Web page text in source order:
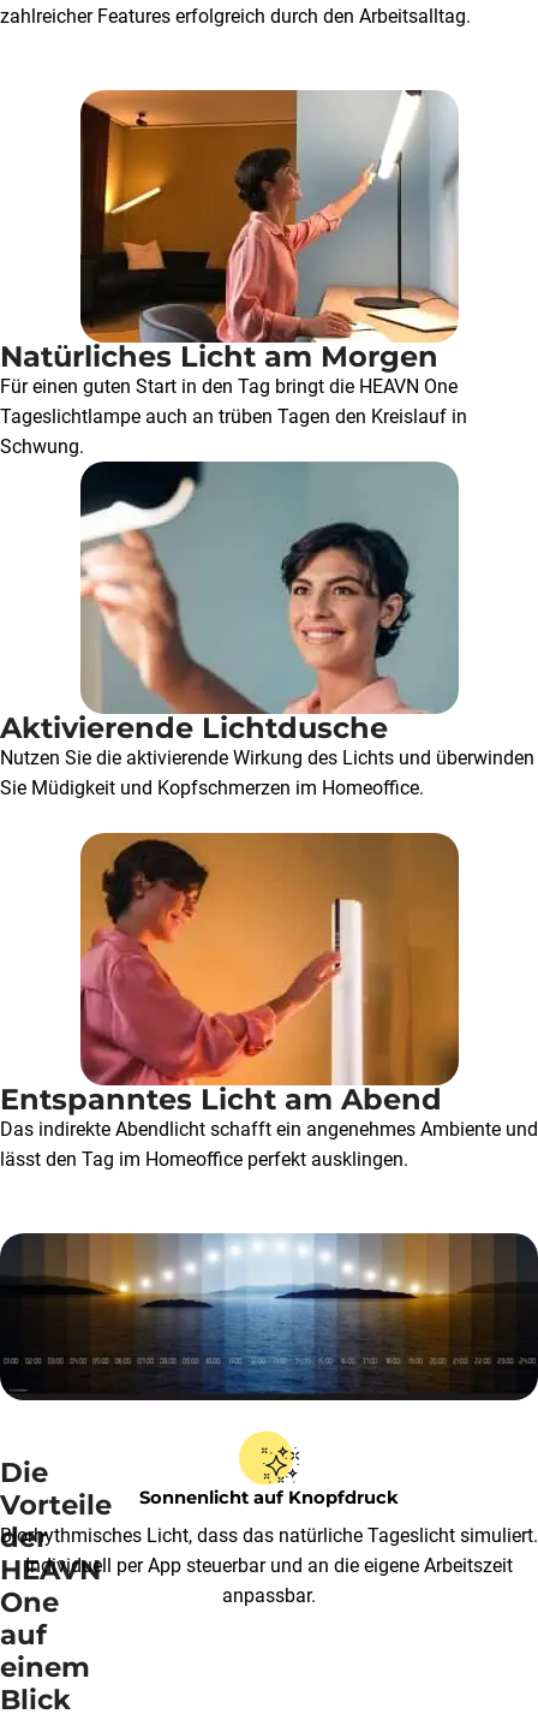
zahlreicher Features erfolgreich durch den Arbeitsalltag.
Natürliches Licht am Morgen​
Für einen guten Start in den Tag bringt die HEAVN One
Tageslichtlampe auch an trüben Tagen den Kreislauf in
Schwung.
Aktivierende Lichtdusche
Nutzen Sie die aktivierende Wirkung des Lichts und überwinden
Sie Müdigkeit und Kopfschmerzen im Homeoffice.
Entspanntes Licht am Abend
Das indirekte Abendlicht schafft ein angenehmes Ambiente und
lässt den Tag im Homeoffice perfekt ausklingen.
Die
Vorteile
der
HEAVN
One
auf
einem
Blick
Sonnenlicht auf Knopfdruck
Biorhythmisches Licht, dass das natürliche Tageslicht simuliert.
Individuell per App steuerbar und an die eigene Arbeitszeit
anpassbar.